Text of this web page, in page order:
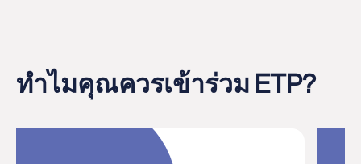
ทำไมคุณควรเข้าร่วม ETP?